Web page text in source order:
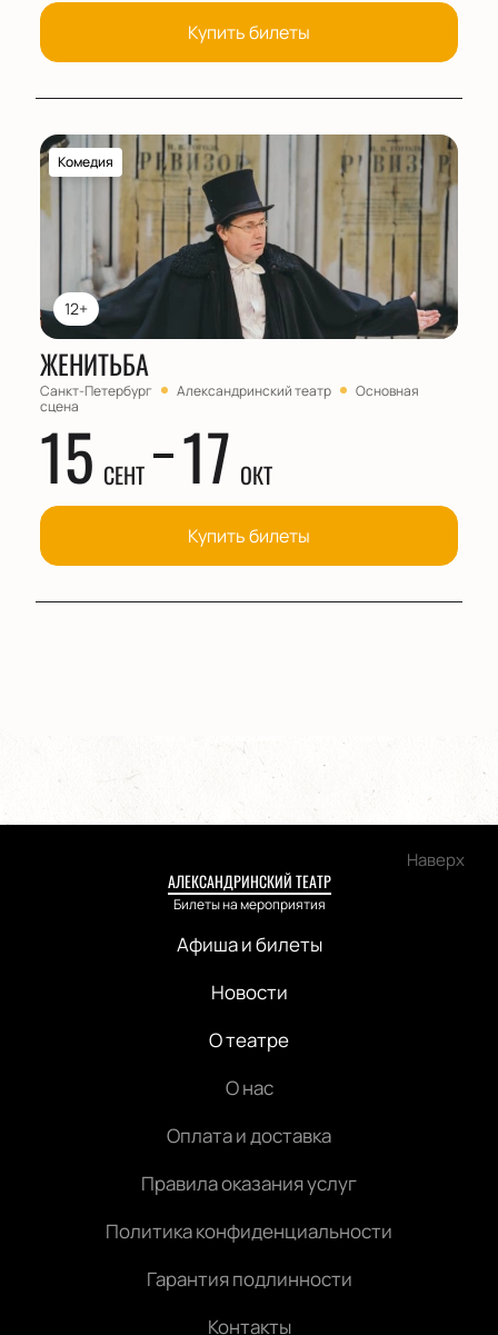
Купить билеты
12+
Комедия
ЖЕНИТЬБА
Санкт-Петербург Александринский театр
Основная
сцена
15 СЕНТ 17 ОКТ
Купить билеты
Наверх
АЛЕКСАНДРИНСКИЙ ТЕАТР
Билеты на мероприятия
Афиша и билеты
Новости
О театре
О нас
Оплата и доставка
Правила оказания услуг
Политика конфиденциальности
Гарантия подлинности
Контакты